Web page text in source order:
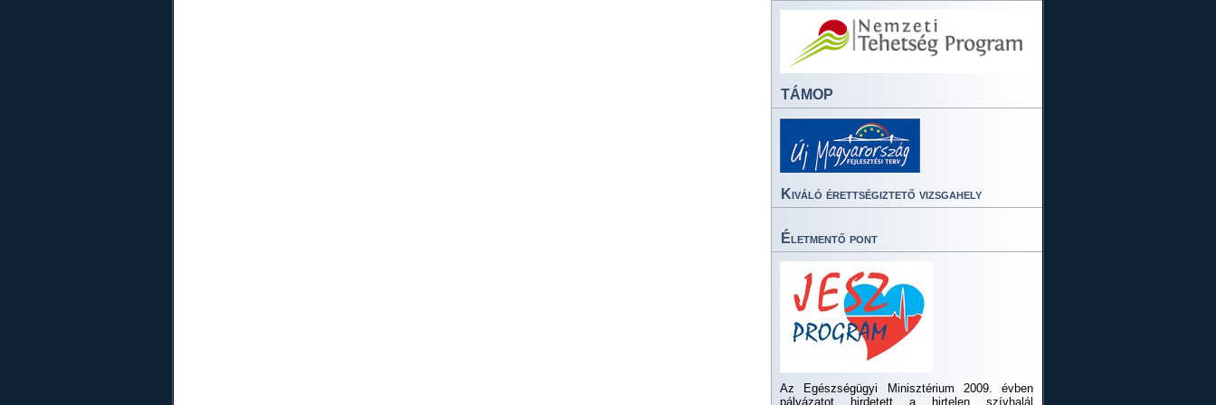
TÁMOP
Kiváló érettségiztető vizsgahely
Életmentő pont
Az Egészségügyi Minisztérium 2009. évben
pályázatot hirdetett a hirtelen szívhalál